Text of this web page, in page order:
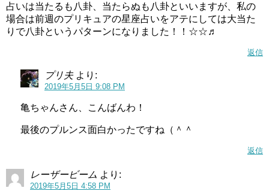
占いは当たるも八卦、当たらぬも八卦といいますが、私の
場合は前週のプリキュアの星座占いをアテにしては大当た
りで八卦というパターンになりました！！☆☆♬
返信
プリ夫 より:
2019年5月5日 9:08 PM
亀ちゃんさん、こんばんわ！
最後のプルンス面白かったですね（＾＾
返信
レーザービーム より:
2019年5月5日 4:58 PM